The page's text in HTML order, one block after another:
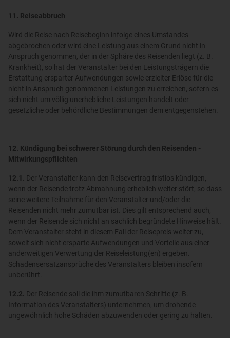
11. Reiseabbruch
Wird die Reise nach Reisebeginn infolge eines Umstandes
abgebrochen oder wird eine Leistung aus einem Grund nicht in
Anspruch genommen, der in der Sphäre des Reisenden liegt (z. B.
Krankheit), so hat der Veranstalter bei den Leistungsträgern die
Erstattung ersparter Aufwendungen sowie erzielter Erlöse für die
nicht in Anspruch genommenen Leistungen zu erreichen, sofern es
sich nicht um völlig unerhebliche Leistungen handelt oder
gesetzliche oder behördliche Bestimmungen dem entgegenstehen.
12. Kündigung bei schwerer Störung durch den Reisenden -
Mitwirkungspflichten
12.1. Der Veranstalter kann den Reisevertrag fristlos kündigen,
wenn der Reisende trotz Abmahnung erheblich weiter stört, so dass
seine weitere Teilnahme für den Veranstalter und/oder die
Reisenden nicht mehr zumutbar ist. Dies gilt entsprechend auch,
wenn der Reisende sich nicht an sachlich begründete Hinweise hält.
Dem Veranstalter steht in diesem Fall der Reisepreis weiter zu,
soweit sich nicht ersparte Aufwendungen und Vorteile aus einer
anderweitigen Verwertung der Reiseleistung(en) ergeben.
Schadensersatzansprüche des Veranstalters bleiben insofern
unberührt.
12.2. Der Reisende soll die ihm zumutbaren Schritte (z. B.
Information des Veranstalters) unternehmen, um drohende
ungewöhnlich hohe Schäden abzuwenden oder gering zu halten.